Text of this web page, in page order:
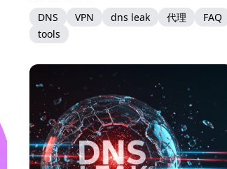
DNS
VPN dns leak 代理
FAQ
tools